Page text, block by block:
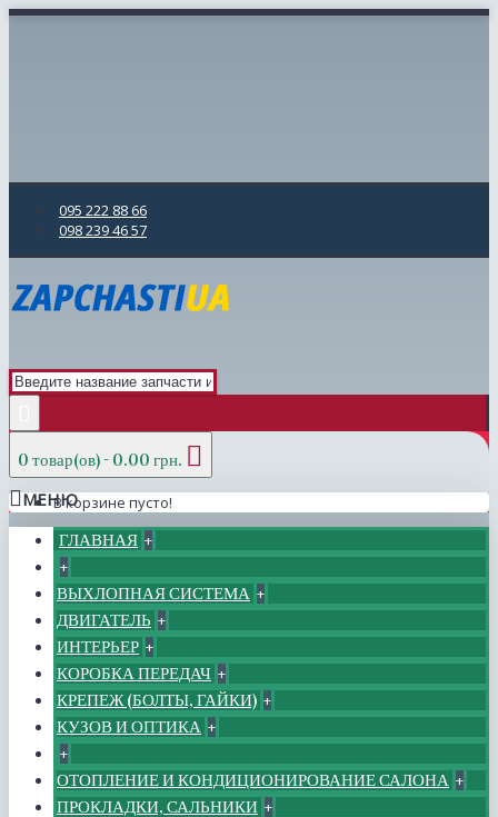
095 222 88 66
098 239 46 57
0 товар(ов) - 0.00 грн.
В корзине пусто!
МЕНЮ
ГЛАВНАЯ +
+
ВЫХЛОПНАЯ СИСТЕМА +
ДВИГАТЕЛЬ +
ИНТЕРЬЕР +
КОРОБКА ПЕРЕДАЧ +
КРЕПЕЖ (БОЛТЫ, ГАЙКИ) +
КУЗОВ И ОПТИКА +
+
ОТОПЛЕНИЕ И КОНДИЦИОНИРОВАНИЕ САЛОНА +
ПРОКЛАДКИ, САЛЬНИКИ +